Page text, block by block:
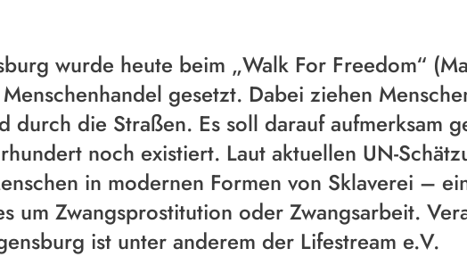
wurde heute beim „Walk For Freedom“
gesetzt. Dabei ziehen
durch die Straßen. Es soll darauf aufmerksam
noch existiert. Laut aktuellen UN-
in modernen Formen von Sklaverei –
um Zwangsprostitution oder Zwangsarbeit.
ist unter anderem der Lifestream e.V.